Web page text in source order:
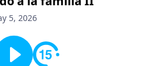
5, 2026